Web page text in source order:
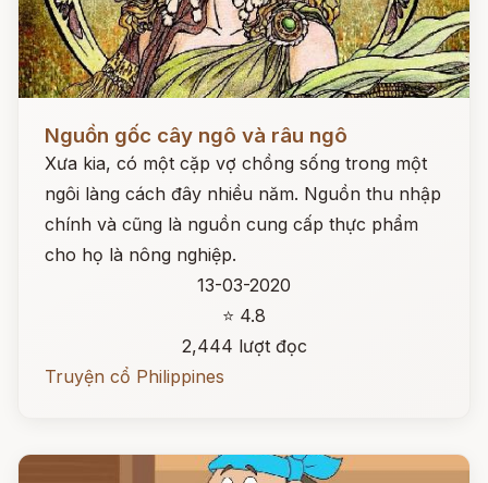
Đọc ngay
Nguồn gốc cây ngô và râu ngô
Xưa kia, có một cặp vợ chồng sống trong một
ngôi làng cách đây nhiều năm. Nguồn thu nhập
chính và cũng là nguồn cung cấp thực phẩm
cho họ là nông nghiệp.
13-03-2020
⭐ 4.8
2,444 lượt đọc
Truyện cổ Philippines